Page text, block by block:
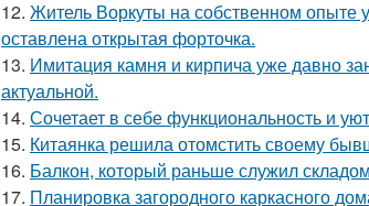
12. Житель Воркуты на собственном опыте
оставлена открытая форточка.
13. Имитация камня и кирпича уже давно
актуальной.
14. Сочетает в себе функциональность и
15. Китаянка решила отомстить своему
16. Балкон, который раньше служил
17. Планировка загородного каркасного